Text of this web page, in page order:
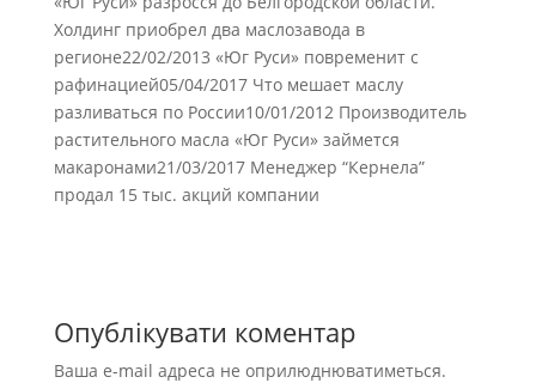
Холдинг приобрел два маслозавода в
регионе22/02/2013 «Юг Руси» повременит с
рафинацией05/04/2017 Что мешает маслу
разливаться по России10/01/2012 Производитель
растительного масла «Юг Руси» займется
макаронами21/03/2017 Менеджер “Кернела”
продал 15 тыс. акций компании
Опублікувати коментар
Ваша e-mail адреса не оприлюднюватиметься.